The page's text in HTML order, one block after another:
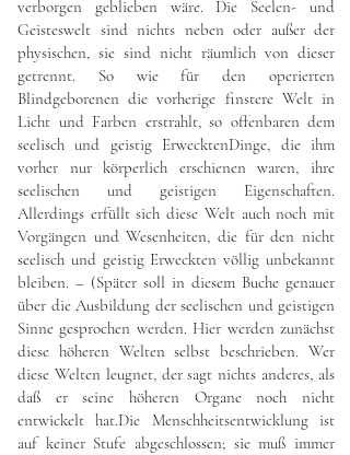
verborgen geblieben wäre. Die Seelen- und
Geisteswelt sind nichts neben oder außer der
physischen, sie sind nicht räumlich von dieser
getrennt. So wie für den operierten
Blindgeborenen die vorherige finstere Welt in
Licht und Farben erstrahlt, so offenbaren dem
seelisch und geistig ErwecktenDinge, die ihm
vorher nur körperlich erschienen waren, ihre
seelischen und geistigen Eigenschaften.
Allerdings erfüllt sich diese Welt auch noch mit
Vorgängen und Wesenheiten, die für den nicht
seelisch und geistig Erweckten völlig unbekannt
bleiben. – (Später soll in diesem Buche genauer
über die Ausbildung der seelischen und geistigen
Sinne gesprochen werden. Hier werden zunächst
diese höheren Welten selbst beschrieben. Wer
diese Welten leugnet, der sagt nichts anderes, als
daß er seine höheren Organe noch nicht
entwickelt hat.Die Menschheitsentwicklung ist
auf keiner Stufe abgeschlossen; sie muß immer